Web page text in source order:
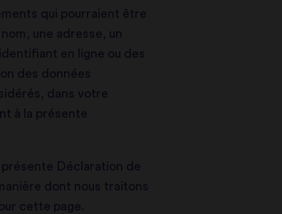
qui pourraient être
une adresse, un
en ligne ou des
des données
dans votre
à la présente
présente Déclaration de
dont nous traitons
cette page.